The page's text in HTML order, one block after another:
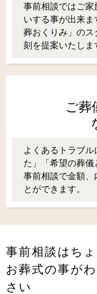
事前相談ではご
いする事が出来
葬おくりみ」の
刻を提案いたしま
ご葬
よくあるトラブ
た」「希望の葬儀
事前相談で金額、
とができます。
事前相談はち
お葬式の事が
さい